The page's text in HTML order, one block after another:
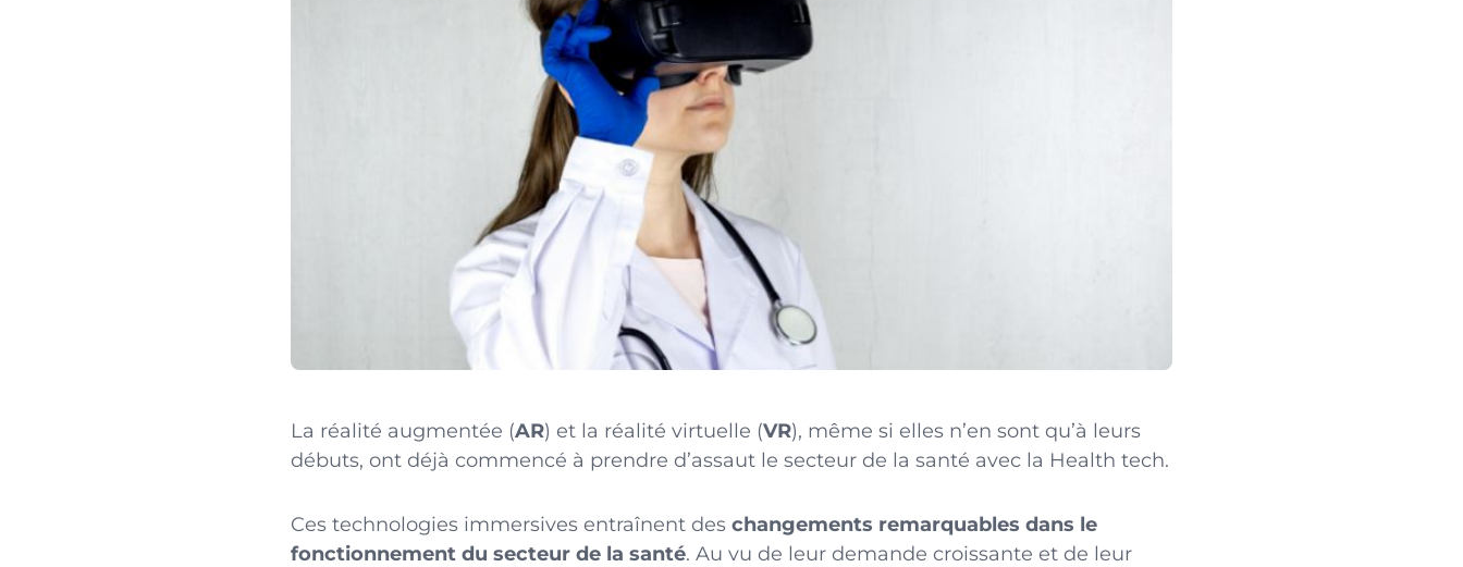
La réalité augmentée (AR) et la réalité virtuelle (VR), même si elles n’en sont qu’à leurs
débuts, ont déjà commencé à prendre d’assaut le secteur de la santé avec la Health tech.
Ces technologies immersives entraînent des changements remarquables dans le
fonctionnement du secteur de la santé. Au vu de leur demande croissante et de leur